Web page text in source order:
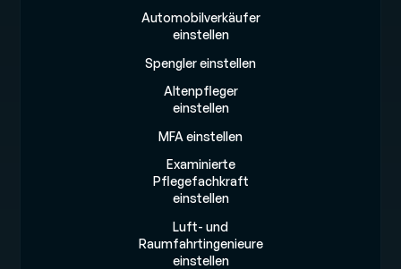
Automobilverkäufer
einstellen
Spengler einstellen
Altenpfleger
einstellen
MFA einstellen
Examinierte
Pflegefachkraft
einstellen
Luft- und
Raumfahrtingenieure
einstellen